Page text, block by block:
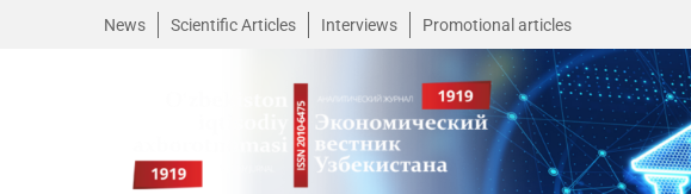
News Scientific Articles Interviews Promotional articles